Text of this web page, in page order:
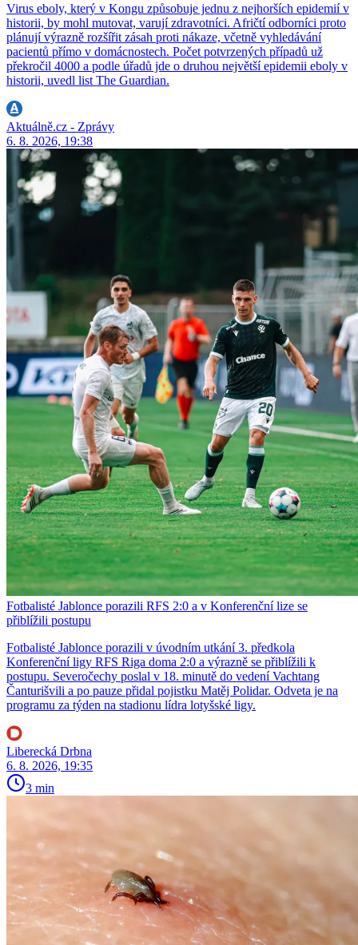
Virus eboly, který v Kongu způsobuje jednu z nejhorších epidemií v
historii, by mohl mutovat, varují zdravotníci. Afričtí odborníci proto
plánují výrazně rozšířit zásah proti nákaze, včetně vyhledávání
pacientů přímo v domácnostech. Počet potvrzených případů už
překročil 4000 a podle úřadů jde o druhou největší epidemii eboly v
historii, uvedl list The Guardian.
Aktuálně.cz - Zprávy
6. 8. 2026, 19:38
Fotbalisté Jablonce porazili RFS 2:0 a v Konferenční lize se
přiblížili postupu
Fotbalisté Jablonce porazili v úvodním utkání 3. předkola
Konferenční ligy RFS Riga doma 2:0 a výrazně se přiblížili k
postupu. Severočechy poslal v 18. minutě do vedení Vachtang
Čanturišvili a po pauze přidal pojistku Matěj Polidar. Odveta je na
programu za týden na stadionu lídra lotyšské ligy.
Liberecká Drbna
6. 8. 2026, 19:35
3 min